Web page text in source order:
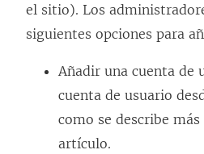
el sitio). Los
siguientes opciones para
Añadir una cuenta de
cuenta de usuario
como se describe
artículo.